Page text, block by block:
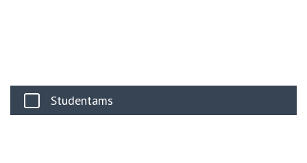
Studentams